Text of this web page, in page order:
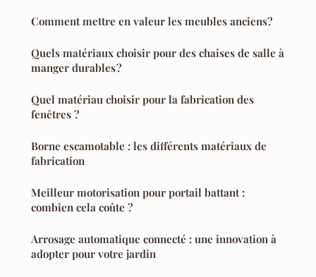
Comment mettre en valeur les meubles anciens?
Quels matériaux choisir pour des chaises de salle à
manger durables ?
Quel matériau choisir pour la fabrication des
fenêtres ?
Borne escamotable : les différents matériaux de
fabrication
Meilleur motorisation pour portail battant :
combien cela coûte ?
Arrosage automatique connecté : une innovation à
adopter pour votre jardin